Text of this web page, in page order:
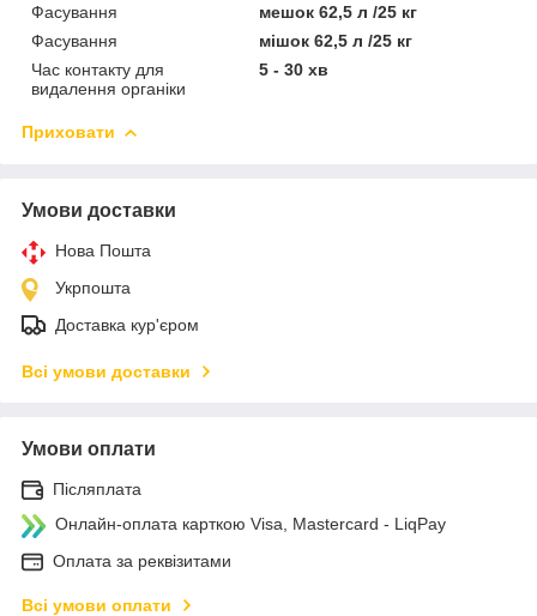
Фасування
мешок 62,5 л /25 кг
Фасування
мішок 62,5 л /25 кг
Час контакту для
видалення органіки
5 - 30 хв
Приховати
Умови доставки
Нова Пошта
Укрпошта
Доставка кур'єром
Всі умови доставки
Умови оплати
Післяплата
Онлайн-оплата карткою Visa, Mastercard - LiqPay
Оплата за реквізитами
Всі умови оплати